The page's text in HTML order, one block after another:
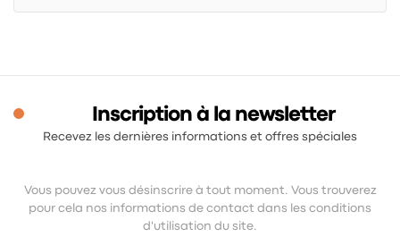
Inscription à la newsletter
Recevez les dernières informations et offres spéciales
Vous pouvez vous désinscrire à tout moment. Vous trouverez
pour cela nos informations de contact dans les conditions
d'utilisation du site.